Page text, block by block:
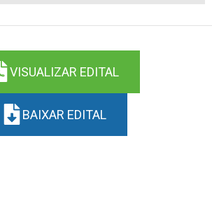
VISUALIZAR EDITAL
BAIXAR EDITAL